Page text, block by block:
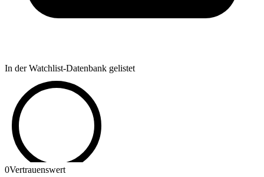
In der Watchlist-Datenbank gelistet
0Vertrauenswert